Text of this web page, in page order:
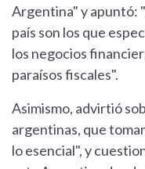
Argentina" y apuntó:
país son los que
los negocios
paraísos fiscales".
Asimismo, advirtió
argentinas, que
lo esencial", y